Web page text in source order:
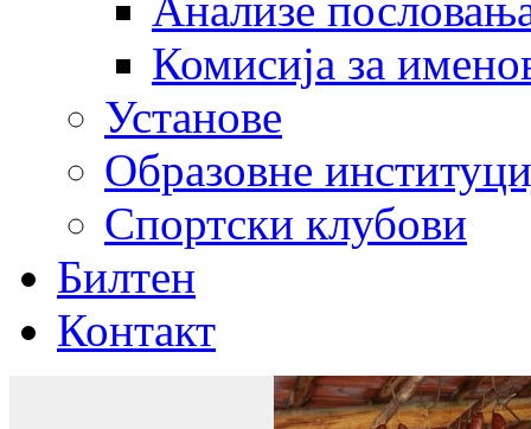
Комисија за
Установе
Образовне
Спортски клубови
Билтен
Контакт